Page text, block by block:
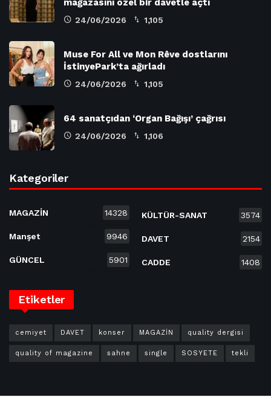
mağazasını özel bir davetle açtı
24/06/2026 1,105
Muse For All ve Mon Rêve dostlarını
İstinyePark’ta ağırladı
24/06/2026 1,105
64 sanatçıdan ‘Organ Bağışı’ çağrısı
24/06/2026 1,106
Kategoriler
MAGAZİN 14328
Manşet 9946
GÜNCEL 5901
KÜLTÜR-SANAT 3574
DAVET 2154
CADDE 1408
Etiketler
cemiyet DAVET konser MAGAZİN quality dergisi
quality of magazine sahne single SOSYETE tekli